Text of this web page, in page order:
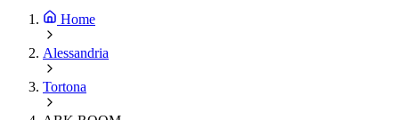
Home
Alessandria
Tortona